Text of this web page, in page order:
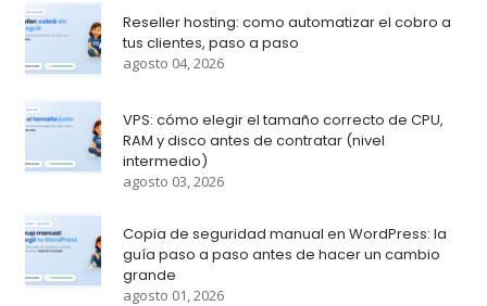
Reseller hosting: como automatizar el cobro a
tus clientes, paso a paso
agosto 04, 2026
VPS: cómo elegir el tamaño correcto de CPU,
RAM y disco antes de contratar (nivel
intermedio)
agosto 03, 2026
Copia de seguridad manual en WordPress: la
guía paso a paso antes de hacer un cambio
grande
agosto 01, 2026